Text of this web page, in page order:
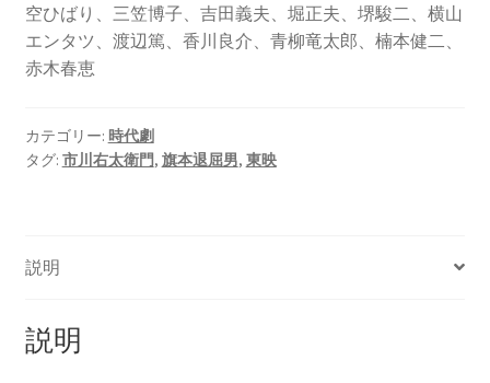
空ひばり、三笠博子、吉田義夫、堀正夫、堺駿二、横山
エンタツ、渡辺篤、香川良介、青柳竜太郎、楠本健二、
赤木春恵
カテゴリー: 時代劇
タグ: 市川右太衛門, 旗本退屈男, 東映
説明
説明